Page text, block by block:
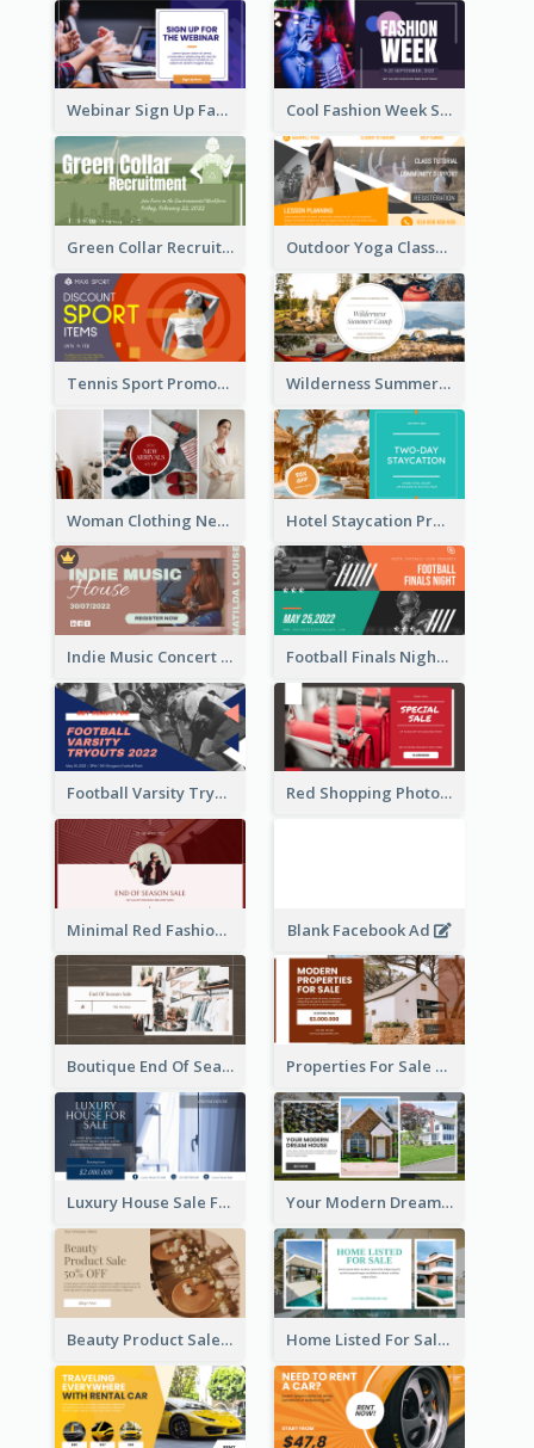
Webinar Sign Up Facebook Ad Cool Fashion Week Sale Facebook Ad
Green Collar Recruit Facebook Ad Outdoor Yoga Classes Facebook Ad
Tennis Sport Promote Facebook Ad Wilderness Summer Camp Facebook Post
Woman Clothing New Arrivals Facebook Ad Hotel Staycation Promotion Facebook Ad
Indie Music Concert Facebook Ad Football Finals Night Watching Facebook Ad
Football Varsity Tryouts Sports Facebook Ad Red Shopping Photo Special Sale Facebook Ad
Minimal Red Fashion Photo Sale Facebook Ad Blank Facebook Ad
Boutique End Of Season Sale Facebook Ad Properties For Sale Facebook Ad
Luxury House Sale Facebook Ad Your Modern Dream House Facebook Ad
Beauty Product Sale Facebook Ad Home Listed For Sale Facebook Ad